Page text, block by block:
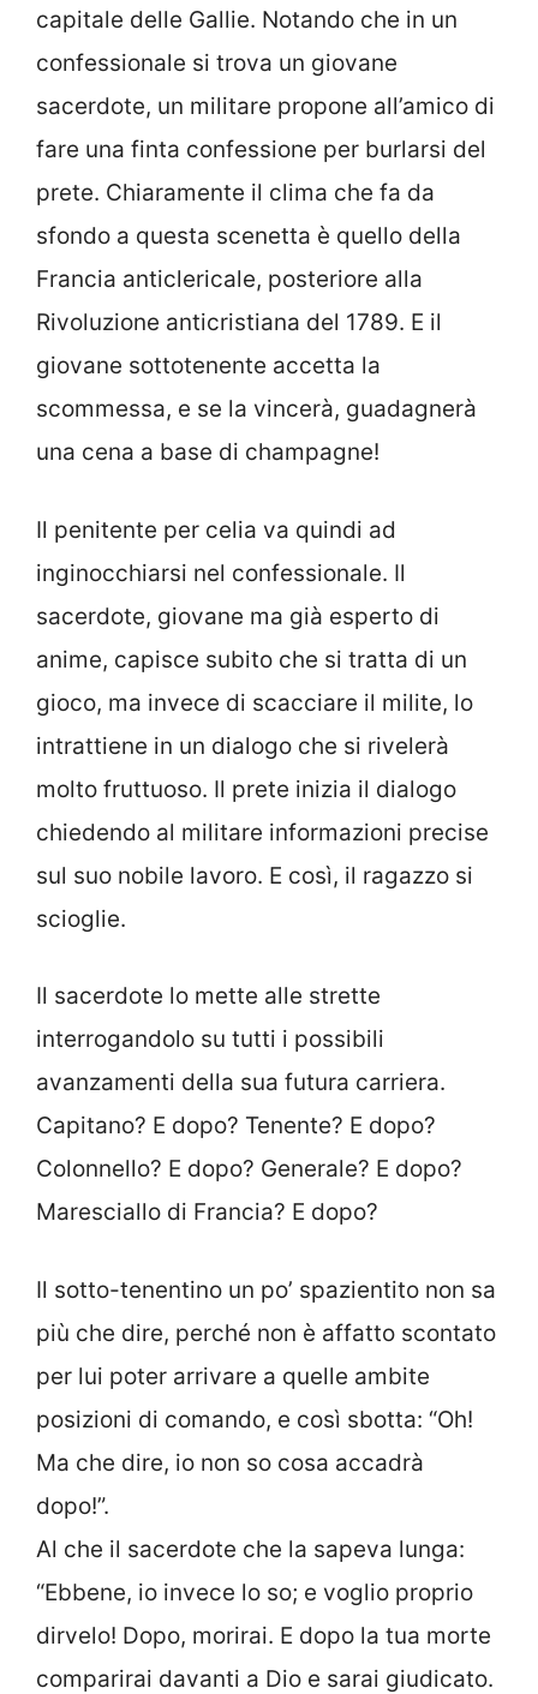
capitale delle Gallie. Notando che in un
confessionale si trova un giovane
sacerdote, un militare propone all’amico di
fare una finta confessione per burlarsi del
prete. Chiaramente il clima che fa da
sfondo a questa scenetta è quello della
Francia anticlericale, posteriore alla
Rivoluzione anticristiana del 1789. E il
giovane sottotenente accetta la
scommessa, e se la vincerà, guadagnerà
una cena a base di champagne!
Il penitente per celia va quindi ad
inginocchiarsi nel confessionale. Il
sacerdote, giovane ma già esperto di
anime, capisce subito che si tratta di un
gioco, ma invece di scacciare il milite, lo
intrattiene in un dialogo che si rivelerà
molto fruttuoso. Il prete inizia il dialogo
chiedendo al militare informazioni precise
sul suo nobile lavoro. E così, il ragazzo si
scioglie.
Il sacerdote lo mette alle strette
interrogandolo su tutti i possibili
avanzamenti della sua futura carriera.
Capitano? E dopo? Tenente? E dopo?
Colonnello? E dopo? Generale? E dopo?
Maresciallo di Francia? E dopo?
Il sotto-tenentino un po’ spazientito non sa
più che dire, perché non è affatto scontato
per lui poter arrivare a quelle ambite
posizioni di comando, e così sbotta: “Oh!
Ma che dire, io non so cosa accadrà
dopo!”.
Al che il sacerdote che la sapeva lunga:
“Ebbene, io invece lo so; e voglio proprio
dirvelo! Dopo, morirai. E dopo la tua morte
comparirai davanti a Dio e sarai giudicato.